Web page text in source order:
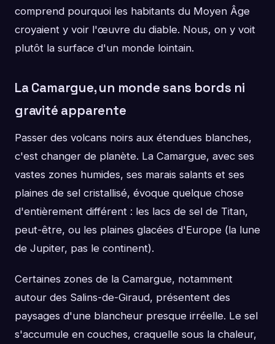
comprend pourquoi les habitants du Moyen Âge
croyaient y voir l'œuvre du diable. Nous, on y voit
plutôt la surface d'un monde lointain.
La Camargue, un monde sans bords ni
gravité apparente
Passer des volcans noirs aux étendues blanches,
c'est changer de planète. La Camargue, avec ses
vastes zones humides, ses marais salants et ses
plaines de sel cristallisé, évoque quelque chose
d'entièrement différent : les lacs de sel de Titan,
peut-être, ou les plaines glacées d'Europe (la lune
de Jupiter, pas le continent).
Certaines zones de la Camargue, notamment
autour des Salins-de-Giraud, présentent des
paysages d'une blancheur presque irréelle. Le sel
s'accumule en couches, craquelle sous la chaleur,